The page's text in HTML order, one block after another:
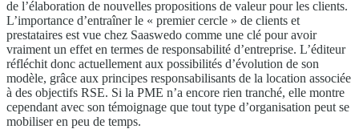
de l’élaboration de nouvelles propositions de valeur pour les clients.
L’importance d’entraîner le « premier cercle » de clients et
prestataires est vue chez Saaswedo comme une clé pour avoir
vraiment un effet en termes de responsabilité d’entreprise. L’éditeur
réfléchit donc actuellement aux possibilités d’évolution de son
modèle, grâce aux principes responsabilisants de la location associée
à des objectifs RSE. Si la PME n’a encore rien tranché, elle montre
cependant avec son témoignage que tout type d’organisation peut se
mobiliser en peu de temps.